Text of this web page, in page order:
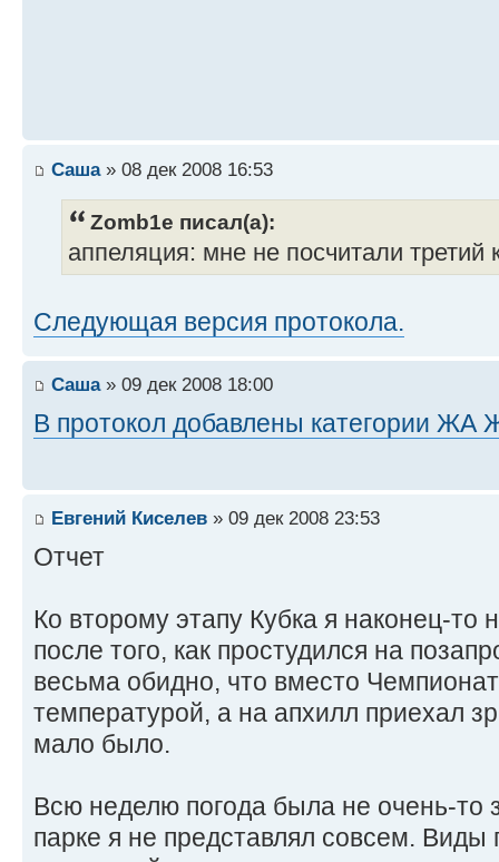
Саша» 08 дек 2008 16:53
Zomb1e писал(а):
аппеляция: мне не посчитали третий
Следующая версия протокола.
Саша» 09 дек 2008 18:00
В протокол добавлены категории
Евгений Киселев » 09 дек 2008 23:53
Отчет
Ко второму этапу Кубка я наконец-
после того, как простудился на
весьма обидно, что вместо
температурой, а на апхилл приехал
мало было.
Всю неделю погода была не очень-то
парке я не представлял совсем.